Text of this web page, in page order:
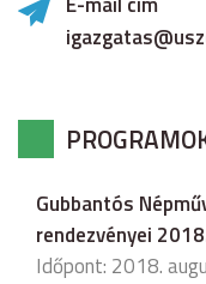
Gubbantós
rendezvényei
Időpont: 2018.